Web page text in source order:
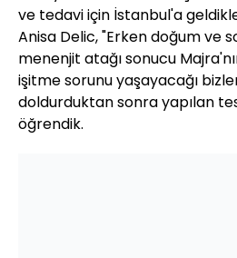
ve tedavi için İstanbul'a
Anisa Delic, "Erken doğum ve
menenjit atağı sonucu
işitme sorunu yaşayacağı
doldurduktan sonra yapılan
öğrendik.